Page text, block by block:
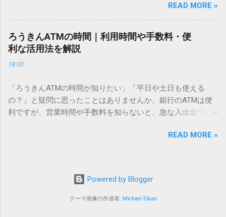
は、JIS規格（日本産業規格）によって「第1水準」「第2水
準」といった形で整理されています。しかし、人名や地名に
使われる非常に古い漢字（旧字）や、特定の組織だけで作ら
れた「外字」は、この一般的な変換リストに含まれていない
ン上のすべての文字には、いわば「住所」のような番号が割
り振られています。変換候補に出ない文字でも、この住所
（コード）を直接指定すれば、確実に呼び出すことができる
のです。 2. Windows標準機能！文字コードで漢字を出す「16
進数入力」 最も汎用性が高く、特別なソフトも不要なのが
20BB7）」を把握する。 入力モードを「半角」にする（※重
[Alt]キーを押しながら[X]キー**を押す。 入力した数字が、一
ことに申し訳なさを感じたりすることもあるかもしれませ
ん。 「もっとスムーズに、自分のタイミングで受け取りた
い」 「わざわざ電話をかけずに、スマホ一つで完結させた
い」 そんな願いを叶えてくれるのが、佐川急便の会員制サー
ビス「スマートクラブ」と、LINEや公式アプリの連携です。
これらを活用するだけで、再配達のストレスは驚くほど軽く
受け取り術と、連携による具体的なメリットを徹底解説しま
す。 佐川急便の再配達が劇的に変わる「スマートクラブ」と
は？ まず押さえておきたいのが、佐川急便の個人向け無料会
況をリアルタイムで管理するための基盤となるサービスで
が飛躍的に向上しています。登録を済ませておくだけで、荷
め配達時間を変更するといった先回りの対応が可能になりま
READ MORE »
ろうきんATMの時間｜利用時間や手数料・便
利な活用法を解説
18:00
「ろうきんATMの時間が知りたい」「平日や土日も使える
の？」と疑問に思ったことはありませんか。銀行のATMは便
利ですが、営業時間や手数料を知らないと、急な入出金で困
ATM営業時間や利用の注意点、便利な活用法 を詳しく解説し
です。 1-1. 店舗内ATM 平日：9:00〜17:00 土曜・日曜・祝
日：休止（※一部店舗では土曜日のみ利用可能） 店舗内ATM
は、銀行窓口と同じ営業時間で利用でき、 窓口での対応も可
READ MORE »
Powered by Blogger
テーマ画像の作成者: Michael Elkan